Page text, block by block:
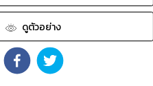
ดูตัวอย่าง